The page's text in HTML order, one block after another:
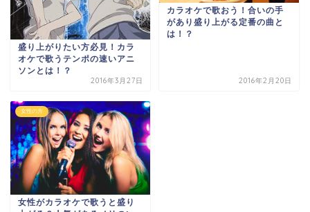
盛り上がりたい方必見！カラ
オケで歌うテンポの速いアニ
ソンとは！？
2016年3月27日
カラオケで歌おう！合いの手
があり盛り上がる定番の曲と
は！？
2016年2月20日
女性の方
女性がカラオケで歌うと盛り